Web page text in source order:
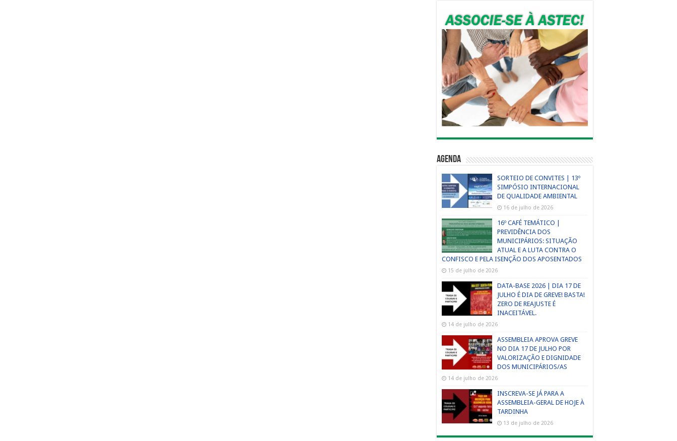
Agenda
SORTEIO DE CONVITES | 13º
SIMPÓSIO INTERNACIONAL
DE QUALIDADE AMBIENTAL
16 de julho de 2026
16º CAFÉ TEMÁTICO |
PREVIDÊNCIA DOS
MUNICIPÁRIOS: SITUAÇÃO
ATUAL E A LUTA CONTRA O
CONFISCO E PELA ISENÇÃO DOS APOSENTADOS
15 de julho de 2026
DATA-BASE 2026 | DIA 17 DE
JULHO É DIA DE GREVE! BASTA!
ZERO DE REAJUSTE É
INACEITÁVEL.
14 de julho de 2026
ASSEMBLEIA APROVA GREVE
NO DIA 17 DE JULHO POR
VALORIZAÇÃO E DIGNIDADE
DOS MUNICIPÁRIOS/AS
14 de julho de 2026
INSCREVA-SE JÁ PARA A
ASSEMBLEIA-GERAL DE HOJE À
TARDINHA
13 de julho de 2026